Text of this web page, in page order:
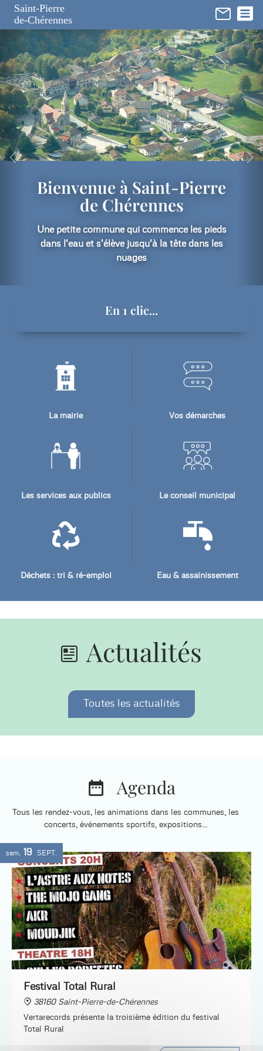
Saint-Pierre
de-Chérennes
Bienvenue à Saint-Pierre
de Chérennes
Une petite commune qui commence les pieds
dans l'eau et s'élève jusqu'à la tête dans les
nuages
En 1 clic...
La mairie Vos démarches
Les services aux publics Le conseil municipal
Déchets : tri & ré-emploi Eau & assainissement
Actualités
Toutes les actualités
Agenda
Tous les rendez-vous, les animations dans les communes, les
concerts, événements sportifs, expositions...
sam. 19 SEPT.
Festival Total Rural
38160 Saint-Pierre-de-Chérennes
Vertarecords présente la troisième édition du festival
Total Rural
Panneau de gestion des cookies